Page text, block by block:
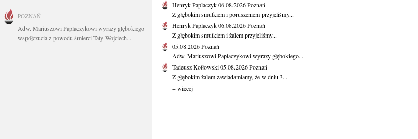
POZNAŃ
Adw. Mariuszowi Paplaczykowi wyrazy głębokiego
współczucia z powodu śmierci Taty Wojciech...
Henryk Paplaczyk06.08.2026Poznań
Z głębokim smutkiem i poruszeniem przyjęliśmy...
Henryk Paplaczyk06.08.2026Poznań
Z głębokim smutkiem i żalem przyjęliśmy...
05.08.2026Poznań
Adw. Mariuszowi Paplaczykowi wyrazy głębokiego...
Tadeusz Kotłowski05.08.2026Poznań
Z głębokim żalem zawiadamiamy, że w dniu 3...
+ więcej